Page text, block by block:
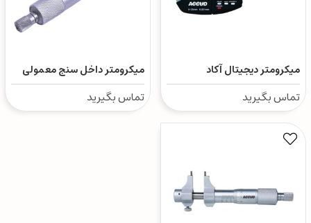
میکرومتر دیجیتال آکاد
تماس بگیرید
میکرومتر داخل سنج معمولی
اینسایز
تماس بگیرید